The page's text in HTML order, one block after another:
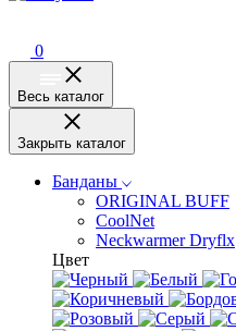
0
Весь каталог
Закрыть каталог
Банданы
ORIGINAL BUFF
CoolNet
Neckwarmer Dryflx
Цвет